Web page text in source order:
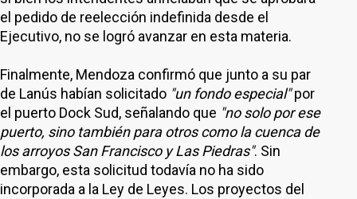
el pedido de reelección indefinida desde el
Ejecutivo, no se logró avanzar en esta materia.
Finalmente, Mendoza confirmó que junto a su par
de Lanús habían solicitado "un fondo especial"por
el puerto Dock Sud, señalando que "no solo por ese
puerto, sino también para otros como la cuenca de
los arroyos San Francisco y Las Piedras". Sin
embargo, esta solicitud todavía no ha sido
incorporada a la Ley de Leyes. Los proyectos del